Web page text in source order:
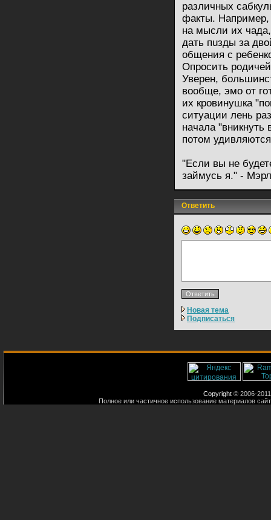
различных
факты. Например,
на мысли их
дать пuзды за
общения с
Опросить
Уверен,
вообще, эмо от
их кровинушка
ситуации лень
начала "вникнуть
потом
"Если вы не
займусь я." -
Ответить
Новая тема
Подписаться
Copyright © 2006-
Полное или частичное использование материалов